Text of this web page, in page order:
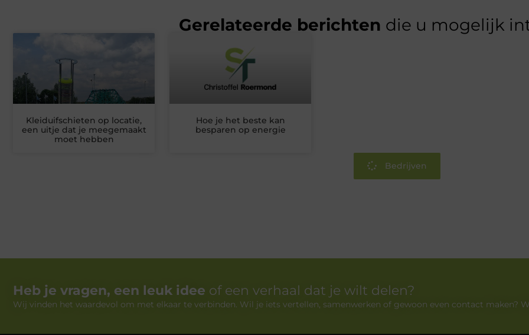
Gerelateerde berichten die u mogelijk
Kleiduifschieten op locatie,
een uitje dat je meegemaakt
moet hebben
Hoe je het beste kan
besparen op energie
Bedrijven
Heb je vragen, een leuk idee of een verhaal dat je wilt delen?
Wij vinden het waardevol om met elkaar te verbinden. Wil je iets vertellen, samenwerken of gewoon even contact maken?